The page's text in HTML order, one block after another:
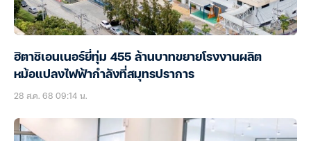
ฮิตาชิเอนเนอร์ยี่ทุ่ม 455 ล้านบาทขยายโรงงานผลิต
หม้อแปลงไฟฟ้ากำลังที่สมุทรปราการ
28 ส.ค. 68 09:14 น.